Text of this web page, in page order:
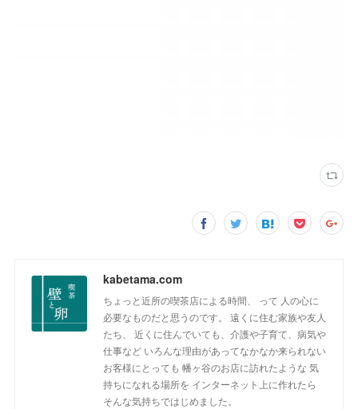
kabetama.com
ちょっと近所の喫茶店による時間、 って 人の心に
必要なものだと思うのです。 遠くに住む家族や友人
たち、 近くに住んでいても、介護や子育て、病気や
仕事など いろんな理由があってなかなか来られない
お客様にとっても 幡ヶ谷のお店に訪れたような 気
持ちになれる場所を インターネット上に作れたら
そんな気持ちではじめました。